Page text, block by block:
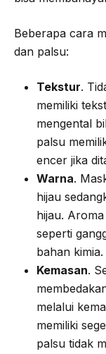
Beberapa cara
dan palsu:
Tekstur.
memiliki
mengental
palsu
encer jika
Warna.
hijau
hijau.
seperti
bahan kimia.
Kemasan.
melalui
memiliki
palsu tidak